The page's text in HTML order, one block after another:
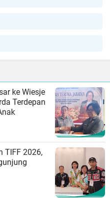
ke Wiesje
Terdepan
TIFF 2026,